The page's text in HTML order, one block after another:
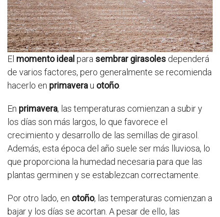
El momento ideal para sembrar girasoles dependerá
de varios factores, pero generalmente se recomienda
hacerlo en primaverau otoño.
En primavera, las temperaturas comienzan a subir y
los días son más largos, lo que favorece el
crecimiento y desarrollo de las semillas de girasol.
Además, esta época del año suele ser más lluviosa, lo
que proporciona la humedad necesaria para que las
plantas germinen y se establezcan correctamente.
Por otro lado, en otoño, las temperaturas comienzan a
bajar y los días se acortan. A pesar de ello, las